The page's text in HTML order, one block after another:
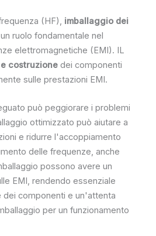
(HF), imballaggio dei
ruolo fondamentale nel
elettromagnetiche (EMI). IL
costruzione dei componenti
sulle prestazioni EMI.
può peggiorare i problemi
ottimizzato può aiutare a
e ridurre l'accoppiamento
delle frequenze, anche
possono avere un
EMI, rendendo essenziale
componenti e un'attenta
per un funzionamento